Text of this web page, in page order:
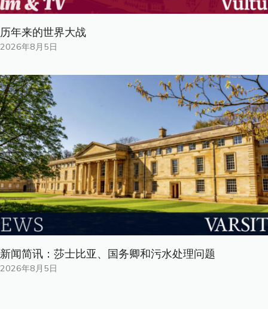
历年来的世界大战
2026年8月5日
新闻简讯：莎士比亚、国务卿和污水处理问题
2026年8月5日